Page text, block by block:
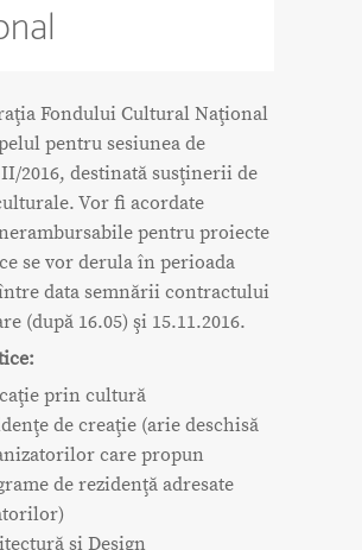
Fondului Cultural Naţional
pentru sesiunea de
2016, destinată susţinerii de
Vor fi acordate
pentru proiecte
se vor derula în perioada
data semnării contractului
(după 16.05) şi 15.11.2016.
prin cultură
de creaţie (arie deschisă
care propun
de rezidenţă adresate
şi Design